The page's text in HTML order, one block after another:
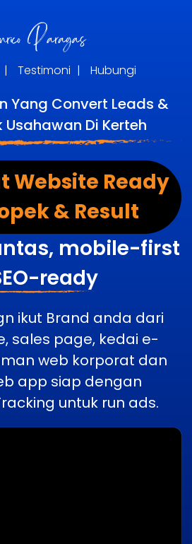
| Testimoni | Hubungi
Yang Convert Leads &
Usahawan Di Kerteh
Website Ready
& Result
mobile-first
ready
ikut Brand anda dari
sales page, kedai e-
web korporat dan
app siap dengan
untuk run ads.